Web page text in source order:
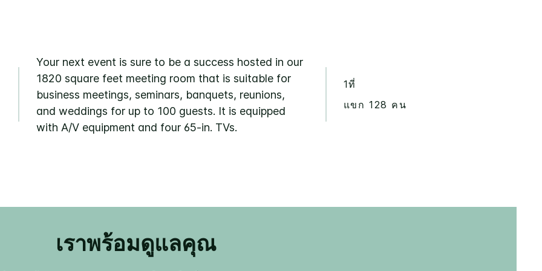
Your next event is sure to be a success hosted in our
1820 square feet meeting room that is suitable for
business meetings, seminars, banquets, reunions,
and weddings for up to 100 guests. It is equipped
with A/V equipment and four 65-in. TVs.
1ที่
แขก 128 คน
เราพร้อมดูแลคุณ